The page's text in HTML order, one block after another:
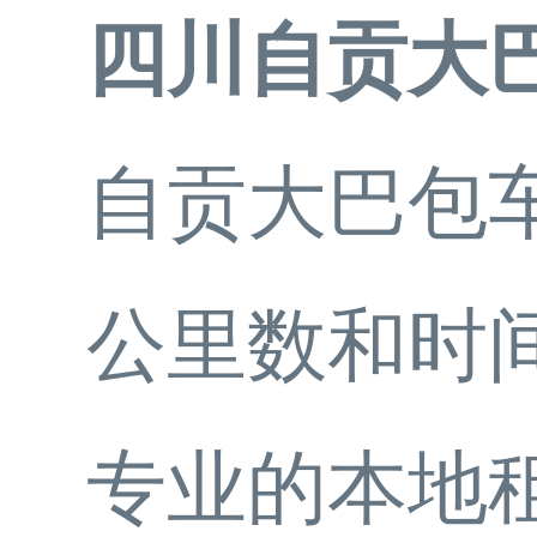
四川自贡大
自贡大巴包
公里数和时
专业的本地